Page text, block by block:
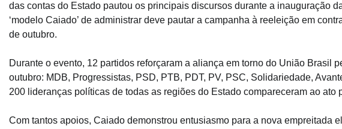
das contas do Estado pautou os principais discursos durante a inauguração
‘modelo Caiado’ de administrar deve pautar a campanha à reeleição em
de outubro.
Durante o evento, 12 partidos reforçaram a aliança em torno do União Brasil
outubro: MDB, Progressistas, PSD, PTB, PDT, PV, PSC, Solidariedade,
200 lideranças políticas de todas as regiões do Estado compareceram ao ato
Com tantos apoios, Caiado demonstrou entusiasmo para a nova empreitada